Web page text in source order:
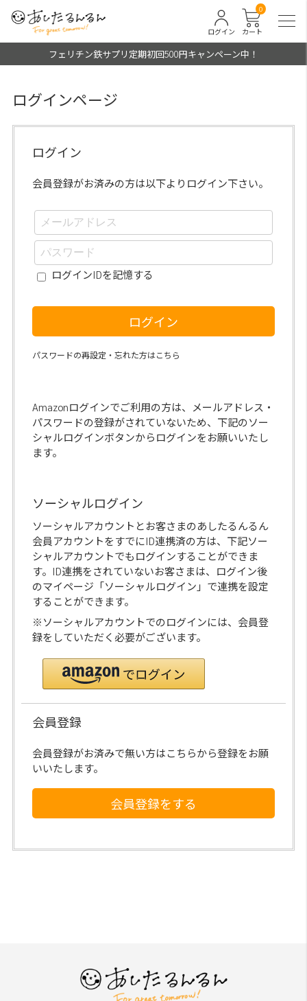
カート
0
ログイン
フェリチン鉄サプリ定期初回500円キャンペーン中！
ログインページ
ログイン
会員登録がお済みの方は以下よりログイン下さい。
ログインIDを記憶する
ログイン
パスワードの再設定・忘れた方はこちら
Amazonログインでご利用の方は、メールアドレス・
パスワードの登録がされていないため、下記のソー
シャルログインボタンからログインをお願いいたし
ます。
ソーシャルログイン
ソーシャルアカウントとお客さまのあしたるんるん
会員アカウントをすでにID連携済の方は、下記ソー
シャルアカウントでもログインすることができま
す。ID連携をされていないお客さまは、ログイン後
のマイページ「ソーシャルログイン」で連携を設定
することができます。
※ソーシャルアカウントでのログインには、会員登
録をしていただく必要がございます。
会員登録
会員登録がお済みで無い方はこちらから登録をお願
いいたします。
会員登録をする